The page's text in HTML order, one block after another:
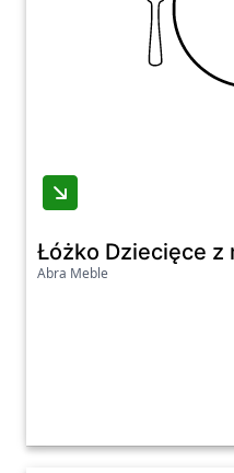
Łóżko Dziecięce z
Abra Meble